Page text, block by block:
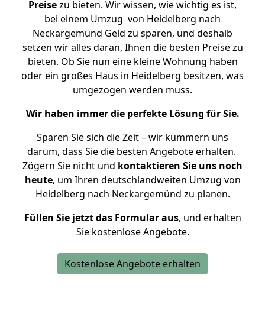
Preisezu bieten. Wir wissen, wie wichtig es ist,
bei einem Umzug von Heidelberg nach
Neckargemünd Geld zu sparen, und deshalb
setzen wir alles daran, Ihnen die besten Preise zu
bieten. Ob Sie nun eine kleine Wohnung haben
oder ein großes Haus in Heidelberg besitzen, was
umgezogen werden muss.
Wir haben immer die perfekte Lösung für Sie.
Sparen Sie sich die Zeit – wir kümmern uns
darum, dass Sie die besten Angebote erhalten.
Zögern Sie nicht und kontaktieren Sie uns noch
heute, um Ihren deutschlandweiten Umzug von
Heidelberg nach Neckargemünd zu planen.
Füllen Sie jetzt das Formular aus, und erhalten
Sie kostenlose Angebote.
Kostenlose Angebote erhalten